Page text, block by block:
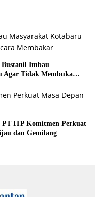
Imbau
Agar Tidak Membuka
ITP Komitmen Perkuat
dan Gemilang